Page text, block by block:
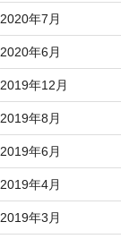
2020年7月
2020年6月
2019年12月
2019年8月
2019年6月
2019年4月
2019年3月